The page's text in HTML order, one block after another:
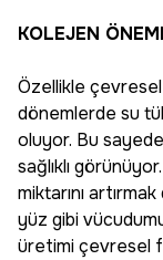
KOLEJEN
Özellikle
dönemlerde su
oluyor. Bu
sağlıklı
miktarını
yüz gibi
üretimi çevresel